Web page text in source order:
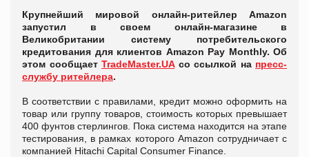
Крупнейший мировой онлайн-ритейлер Amazon
запустил в своем онлайн-магазине в
Великобритании систему потребительского
кредитования для клиентов Amazon Pay Monthly. Об
этом сообщает TradeMaster.UAсо ссылкой на пресс-
службу ритейлера.
В соответствии с правилами, кредит можно оформить на
товар или группу товаров, стоимость которых превышает
400 фунтов стерлингов. Пока система находится на этапе
тестирования, в рамках которого Amazon сотрудничает с
компанией Hitachi Capital Consumer Finance.